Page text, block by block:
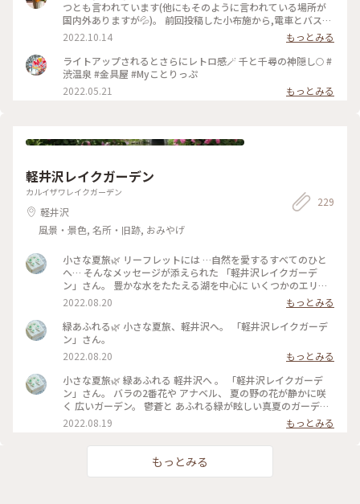
来ました☃❄ #冬の旅 #ベストトリップ2023 #私のことりっぷ
旅 #渋温泉 #長野旅行 #金具屋
つとも言われています(他にもそのように言われている場所が
国内外ありますが💦)。 前回投稿した小布施から,電車とバスで
移動できる,ここ渋温泉。外湯めぐりもそれぞれの湯ごとに効
能が異なるとされ,湯比べも楽しい温泉街です。是非とも小布
施の栗めぐりと共に秋を感じてほしいモデルルートです😊✨ #
秋いろとりどり #Myことりっぷ #長野県 #渋温泉#金具屋#温泉
2022.10.14
もっとみる
ライトアップされるとさらにレトロ感🪄 千と千尋の神隠し🌕 #
渋温泉 #金具屋 #Myことりっぷ
2022.05.21
もっとみる
軽井沢レイクガーデン
カルイザワレイクガーデン
軽井沢
風景・景色, 名所・旧跡, おみやげ
229
小さな夏旅🌿 リーフレットには …自然を愛するすべてのひと
へ… そんなメッセージが添えられた 「軽井沢レイクガーデ
ン」さん。 豊かな水をたたえる湖を中心に いくつかのエリア
のある 広い広いガーデン。 湖にかかる めがね橋や架け橋を渡
りながら、 夏の宿根草の咲く小道を 歩きながら、、 自然を心
いっぱい感じる ナチュラルガーデン。 途中の架け橋からの 青
空が映り込んだ眺めの 美しいこと。。 バラのシーズンの見事
さは… 想像するだけで 気持ちも華やぐ。 敷地内には、ショッ
プやカフェ レストランのあるマナーハウスも。。 #夏旅#軽井
沢#軽井沢レイクガーデン#ナチュラルガーデン#緑あふれる#
ゆるり花さんぽ#私のことりっぷ2022 #アートみたいな景色
#Myことりっぷ
2022.08.20
もっとみる
緑あふれる🌿 小さな夏旅、軽井沢へ。 「軽井沢レイクガーデ
ン」さん。
2022.08.20
もっとみる
小さな夏旅🌿 緑あふれる 軽井沢へ 。 「軽井沢レイクガーデ
ン」さん。 バラの2番花や アナベル、 夏の野の花が静かに咲
く 広いガーデン。 鬱蒼と あふれる緑が眩しい真夏のガーデ
ン。 湖の周りを くるりとひとまわりも… 暑くて ちょっと足早
に。。 ふと思い立っての 小さな旅、 もすこし涼しいはず？だ
ったんだけどな。。（笑） #夏旅#軽井沢#緑あふれる#軽井沢
レイクガーデン#避暑地のはずが笑#ゆるり花さんぽ#私のこと
りっぷ2022 #アートみたいな景色 #Myことりっぷ
2022.08.19 もっとみる
もっとみる